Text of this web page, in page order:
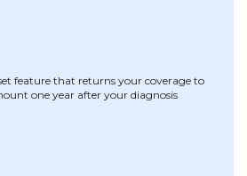
feature that returns your coverage to
one year after your diagnosis